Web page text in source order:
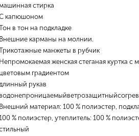
стирка
капюшоном
в тон на подкладке
Внешние карманы на молнии.
манжеты в рубчик
Непромокаемая женская стеганая куртка с
цветовым градиентом
рукав
Внешний материал: 100 % полиэстер,
% полиэстер, утеплитель: 100 %